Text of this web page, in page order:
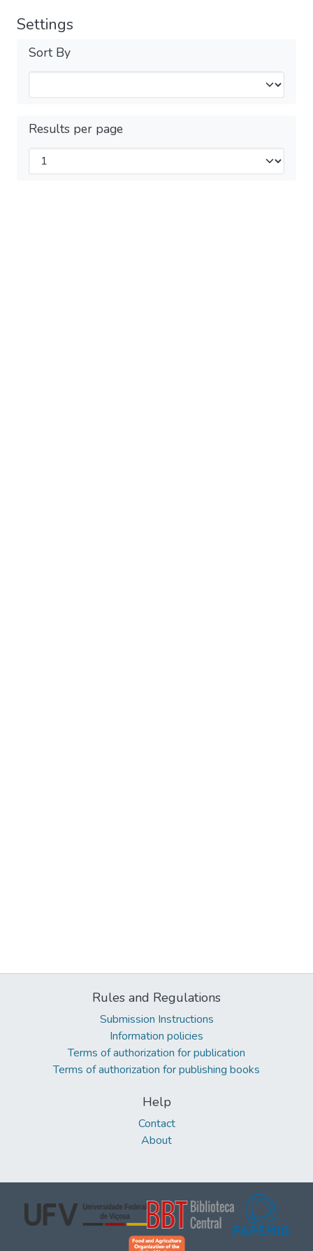
Settings
Sort By
Results per page
Rules and Regulations
Submission Instructions
Information policies
Terms of authorization for publication
Terms of authorization for publishing books
Help
Contact
About